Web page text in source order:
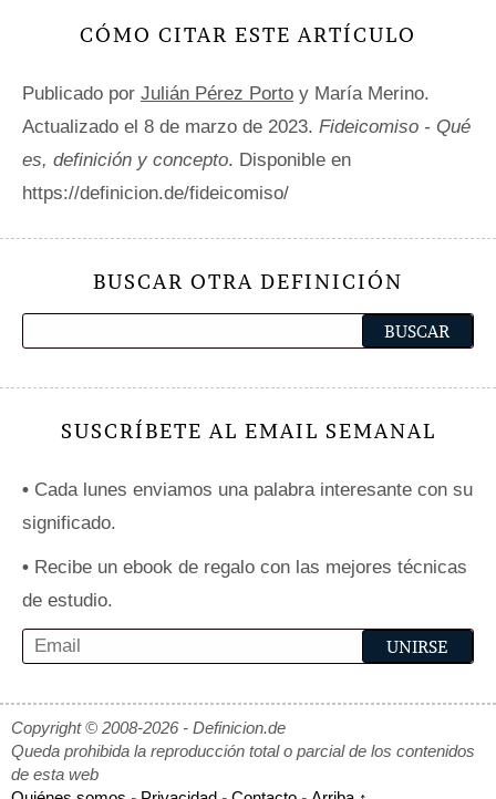
CÓMO CITAR ESTE ARTÍCULO
Publicado por Julián Pérez Porto y María Merino.
Actualizado el 8 de marzo de 2023. Fideicomiso - Qué
es, definición y concepto. Disponible en
https://definicion.de/fideicomiso/
BUSCAR OTRA DEFINICIÓN
SUSCRÍBETE AL EMAIL SEMANAL
• Cada lunes enviamos una palabra interesante con su
significado.
• Recibe un ebook de regalo con las mejores técnicas
de estudio.
Copyright © 2008-2026 - Definicion.de
Queda prohibida la reproducción total o parcial de los contenidos
de esta web